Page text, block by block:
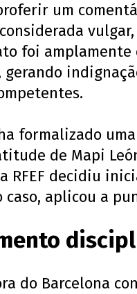
um
considerada
foi
formalizado
de Mapi
RFEF decidiu
aplicou a
do Barcelona